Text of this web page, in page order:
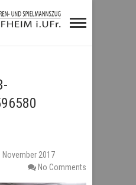
November 2017
No Comments